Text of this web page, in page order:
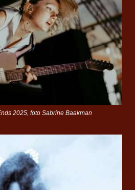
2025, foto Sabrine Baakman